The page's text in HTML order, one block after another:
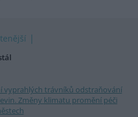
vyprahlých trávníků odstraňování
Změny klimatu promění péči